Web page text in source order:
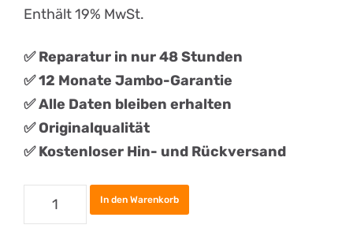
Enthält 19% MwSt.
✅ Reparatur in nur 48 Stunden
✅ 12 Monate Jambo-Garantie
✅ Alle Daten bleiben erhalten
✅Originalqualität
✅ Kostenloser Hin- und Rückversand
Apple
iPhone
In den Warenkorb